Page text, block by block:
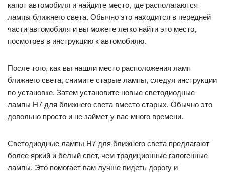
капот автомобиля и найдите место, где располагаются
лампы ближнего света. Обычно это находится в передней
части автомобиля и вы можете легко найти это место,
посмотрев в инструкцию к автомобилю.
После того, как вы нашли место расположения ламп
ближнего света, снимите старые лампы, следуя инструкции
по установке. Затем установите новые светодиодные
лампы H7 для ближнего света вместо старых. Обычно это
довольно просто и не займет у вас много времени.
Светодиодные лампы H7 для ближнего света предлагают
более яркий и белый свет, чем традиционные галогенные
лампы. Это помогает вам лучше видеть дорогу и